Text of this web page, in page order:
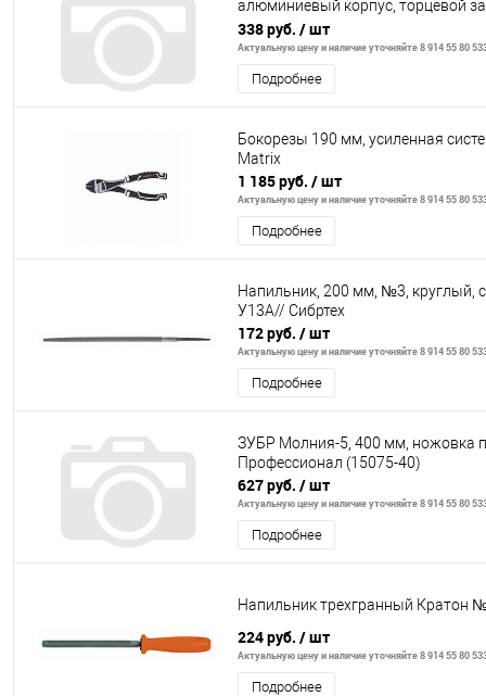
алюминиевый корпус, торцевой
Denzel
338 руб. / шт
Актуальную цену и наличие уточняйте 8 914 55 80
Подробнее
Бокорезы 190 мм, усиленная
Matrix
1 185 руб. / шт
Актуальную цену и наличие уточняйте 8 914 55 80
Подробнее
Напильник, 200 мм, №3, круглый,
У13А// Сибртех
172 руб. / шт
Актуальную цену и наличие уточняйте 8 914 55 80
Подробнее
ЗУБР Молния-5, 400 мм, ножовка
Профессионал (15075-40)
627 руб. / шт
Актуальную цену и наличие уточняйте 8 914 55 80
Подробнее
Напильник трехгранный Кратон
224 руб. / шт
Актуальную цену и наличие уточняйте 8 914 55 80
Подробнее